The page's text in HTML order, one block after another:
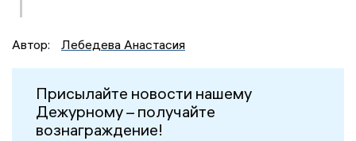
Автор: Лебедева Анастасия
Присылайте новости нашему
Дежурному – получайте
вознаграждение!